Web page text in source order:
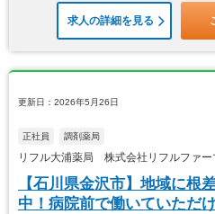
求人の詳細を見る
更新日：2026年5月26日
正社員 調剤薬局
リフル大浦薬局 株式会社リフルファー
【石川県金沢市】地域に根
中！病院前で働いていただ